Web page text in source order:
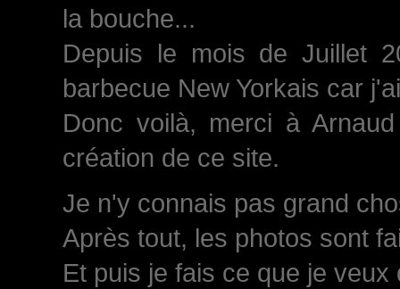
la bouche...
Depuis le mois de Juillet
barbecue New Yorkais car
Donc voilà, merci à
création de ce site.
Je n'y connais pas grand
Après tout, les photos sont
Et puis je fais ce que je